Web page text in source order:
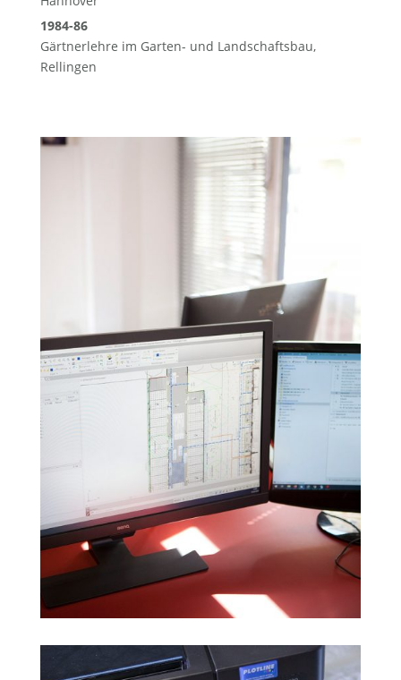
1984-86
Gärtnerlehre im Garten- und Landschaftsbau,
Rellingen